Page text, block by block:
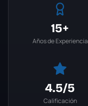
15+
Años de Experiencia
4.5/5
Calificación